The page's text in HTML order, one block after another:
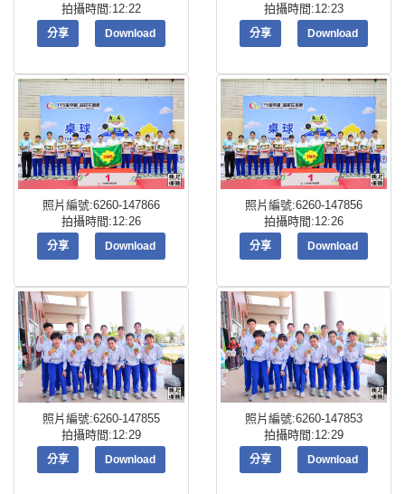
拍攝時間:12:22
分享 Download
拍攝時間:12:23
分享 Download
照片編號:6260-147866
拍攝時間:12:26
分享 Download
照片編號:6260-147856
拍攝時間:12:26
分享 Download
照片編號:6260-147855
拍攝時間:12:29
分享 Download
照片編號:6260-147853
拍攝時間:12:29
分享 Download